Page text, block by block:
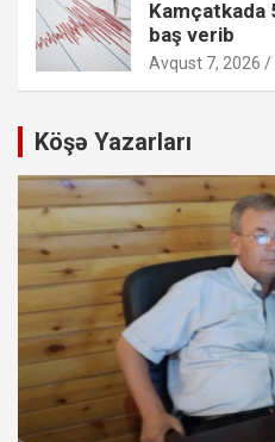
Kamçatkada
baş verib
Avqust 7, 2026 /
Köşə Yazarları